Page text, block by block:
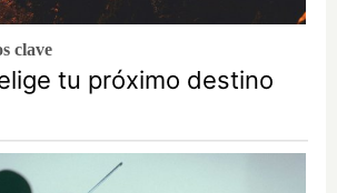
clave
tu próximo destino